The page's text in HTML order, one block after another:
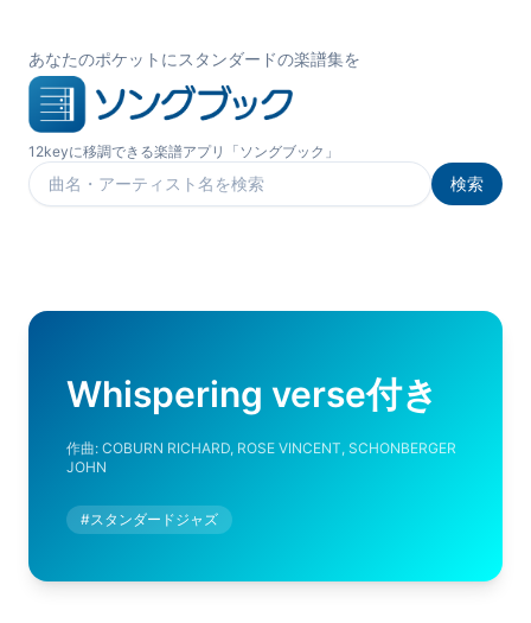
あなたのポケットにスタンダードの楽譜集を
12keyに移調できる楽譜アプリ「ソングブック」
楽曲を検索
検索
Whispering verse付き
作曲: COBURN RICHARD, ROSE VINCENT, SCHONBERGER
JOHN
#スタンダードジャズ